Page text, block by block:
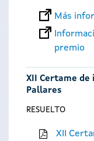
Más
premio
XII Certame de
Pallares
RESUELTO
XII